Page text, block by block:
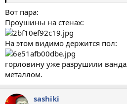
Вот пара:
Проушины на стенах:
На этом видимо держится пол:
горловину уже разрушили
металлом.
sashiki